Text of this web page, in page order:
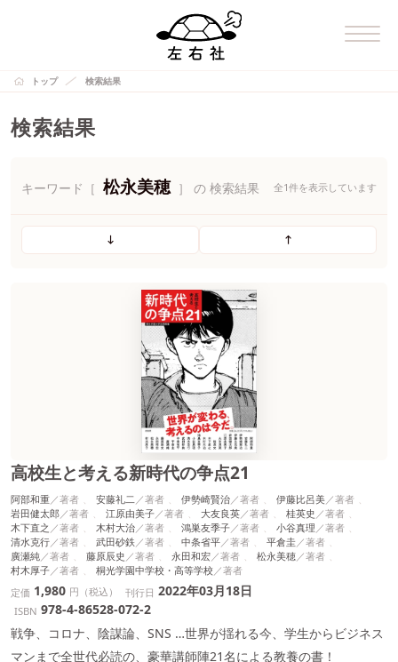
トップ 検索結果
検索結果
キーワード［ 松永美穂 ］ の 検索結果 全1件を表示しています
高校生と考える新時代の争点21
阿部和重 安藤礼二 伊勢崎賢治
伊藤比呂美
岩田健太郎
江原由美子 大友良英
桂英史
木下直之
木村大治 鴻巣友季子
小谷真理
清水克行
武田砂鉄 中条省平
平倉圭
廣瀬純
藤原辰史 永田和宏
松永美穂
村木厚子
桐光学園中学校・高等学校
定価 1,980 円（税込） 刊行日 2022年03月18日
ISBN 978-4-86528-072-2
戦争、コロナ、陰謀論、SNS …世界が揺れる今、学生からビジネス
マンまで全世代必読の、豪華講師陣21名による教養の書！